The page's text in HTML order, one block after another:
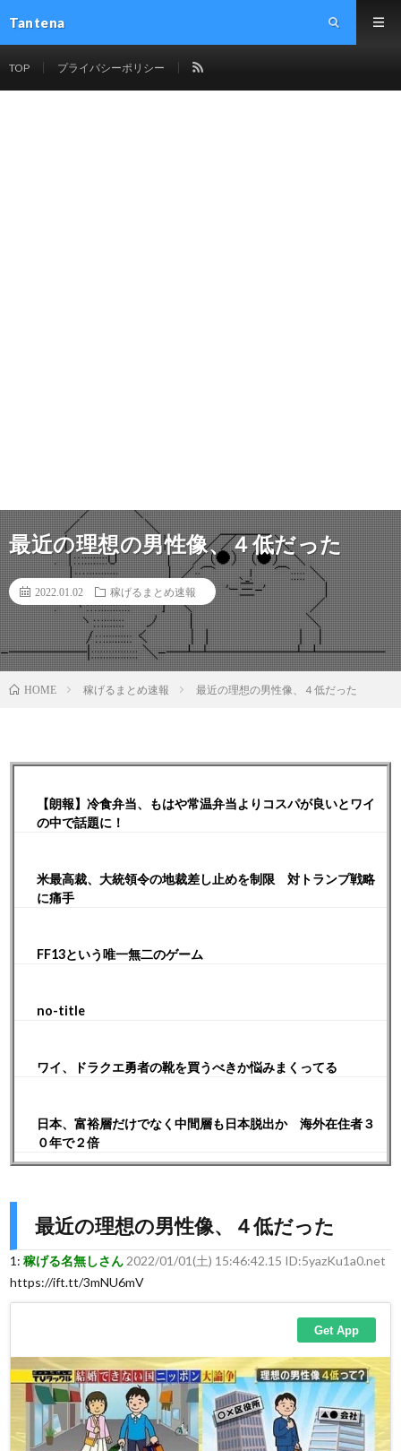
Tantena
TOP プライバシーポリシー
最近の理想の男性像、４低だった
2022.01.02 稼げるまとめ速報
HOME 稼げるまとめ速報 最近の理想の男性像、４低だった
【朗報】冷食弁当、もはや常温弁当よりコスパが良いとワイ
の中で話題に！
米最高裁、大統領令の地裁差し止めを制限 対トランプ戦略
に痛手
FF13という唯一無二のゲーム
no-title
ワイ、ドラクエ勇者の靴を買うべきか悩みまくってる
日本、富裕層だけでなく中間層も日本脱出か 海外在住者３
０年で２倍
最近の理想の男性像、４低だった
1: 稼げる名無しさん 2022/01/01(土) 15:46:42.15 ID:5yazKu1a0.net
https://ift.tt/3mNU6mV